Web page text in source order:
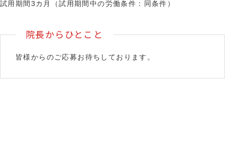
試用期間3カ月（試用期間中の労働条件：同条件）
院長からひとこと
皆様からのご応募お待ちしております。